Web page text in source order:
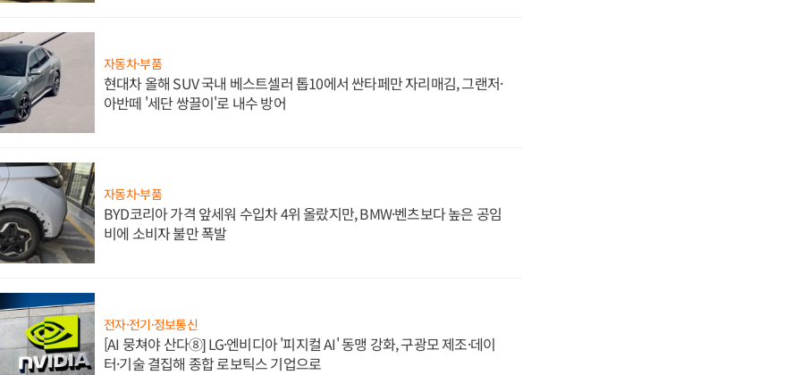
자동차·부품
현대차 올해 SUV 국내 베스트셀러 톱10에서 싼타페만 자리매김, 그랜저·
아반떼 '세단 쌍끌이'로 내수 방어
자동차·부품
BYD코리아 가격 앞세워 수입차 4위 올랐지만, BMW·벤츠보다 높은 공임
비에 소비자 불만 폭발
전자·전기·정보통신
[AI 뭉쳐야 산다⑧] LG·엔비디아 '피지컬 AI' 동맹 강화, 구광모 제조·데이
터·기술 결집해 종합 로보틱스 기업으로